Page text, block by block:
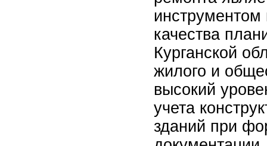
инструментом
качества
Курганской
жилого и
высокий
учета
зданий при